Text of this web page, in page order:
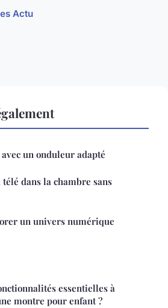
Actu
un onduleur adapté
dans la chambre sans
un univers numérique
essentielles à
montre pour enfant ?